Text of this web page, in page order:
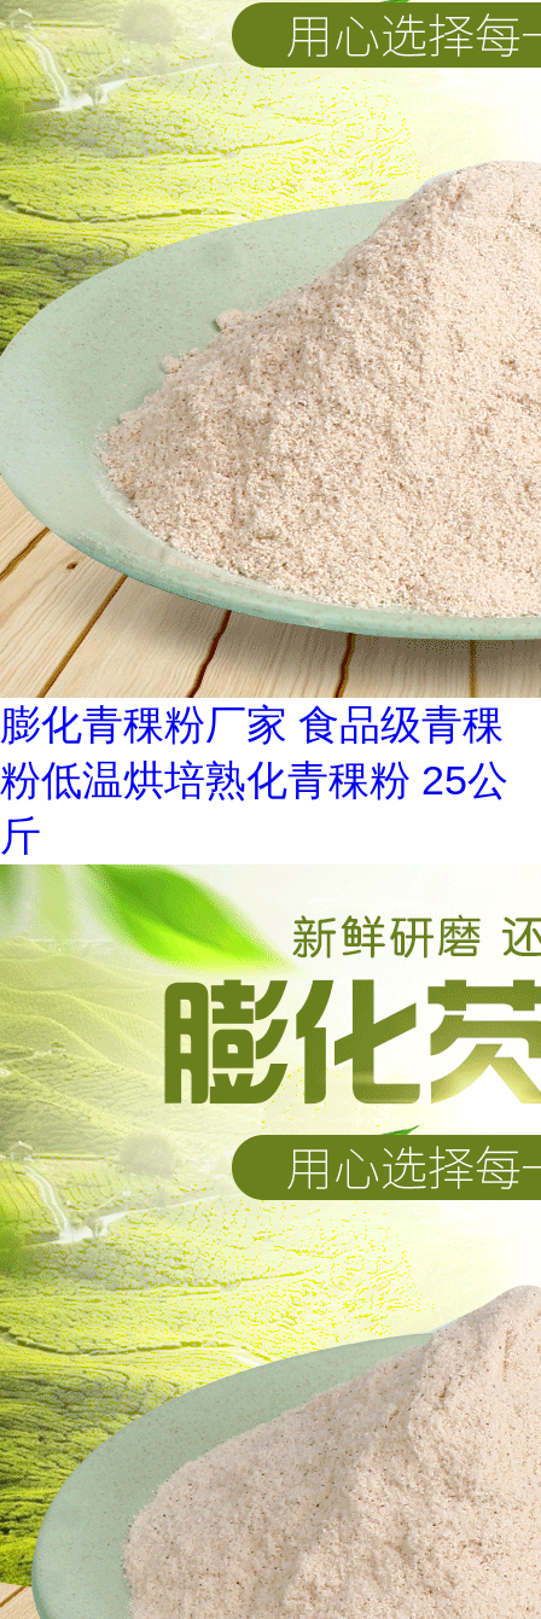
膨化青稞粉厂家 食品级青稞
粉低温烘培熟化青稞粉 25公
斤